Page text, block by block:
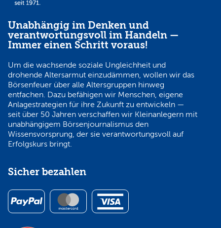
Unabhängig im Denken und
verantwortungsvoll im Handeln —
Immer einen Schritt voraus!
Um die wachsende soziale Ungleichheit und
drohende Altersarmut einzudämmen, wollen wir das
Börsenfeuer über alle Altersgruppen hinweg
entfachen. Dazu befähigen wir Menschen, eigene
Anlagestrategien für ihre Zukunft zu entwickeln —
seit über 50 Jahren verschaffen wir Kleinanlegern mit
unabhängigem Börsenjournalismus den
Wissensvorsprung, der sie verantwortungsvoll auf
Erfolgskurs bringt.
Sicher bezahlen